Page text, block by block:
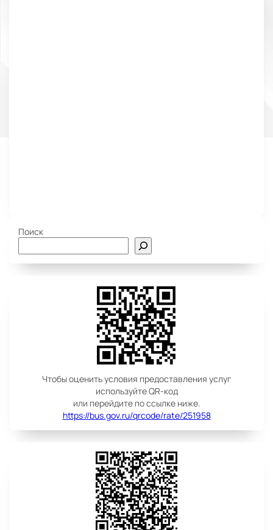
Поиск
Чтобы оценить условия предоставления услуг
используйте QR-код
или перейдите по ссылке ниже.
https://bus.gov.ru/qrcode/rate/251958